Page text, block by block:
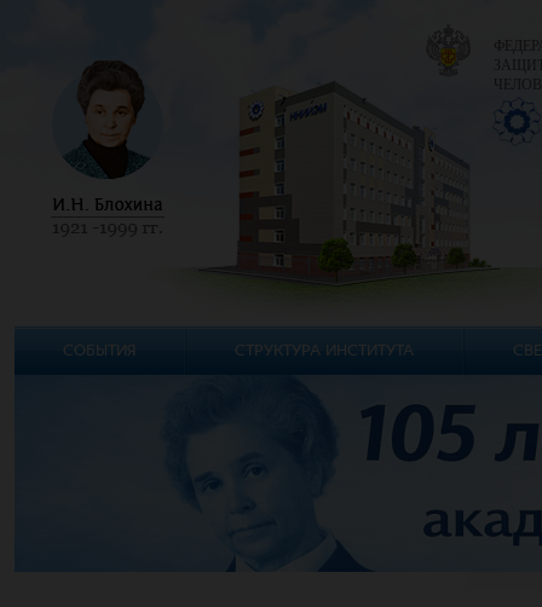
СОБЫТИЯ СТРУКТУРА ИНСТИТУТА